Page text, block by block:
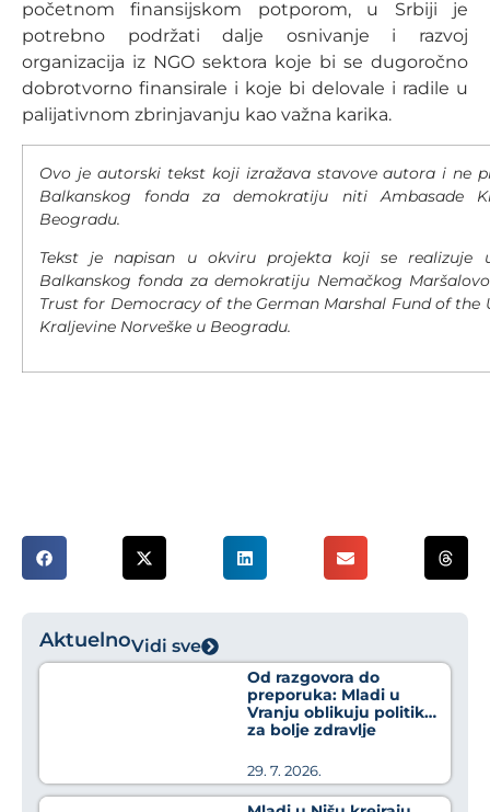
početnom finansijskom potporom, u Srbiji je
potrebno podržati dalje osnivanje i razvoj
organizacija iz NGO sektora koje bi se dugoročno
dobrotvorno finansirale i koje bi delovale i radile u
palijativnom zbrinjavanju kao važna karika.
Ovo je autorski tekst koji izražava stavove autora i ne
Balkanskog fonda za demokratiju niti Ambasade
Beogradu.
Tekst je napisan u okviru projekta koji se realizuje
Balkanskog fonda za demokratiju Nemačkog
Trust for Democracy of the German Marshal Fund of the
Kraljevine Norveške u Beogradu.
AktuelnoVidi sve
Od razgovora do
preporuka: Mladi u
Vranju oblikuju politike
za bolje zdravlje
29. 7. 2026.